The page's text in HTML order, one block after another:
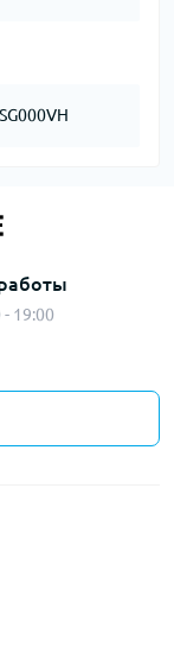
19:00